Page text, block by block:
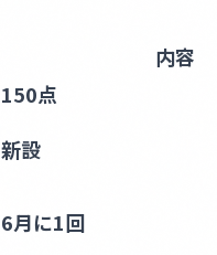
内容
150点
新設
6月に1回